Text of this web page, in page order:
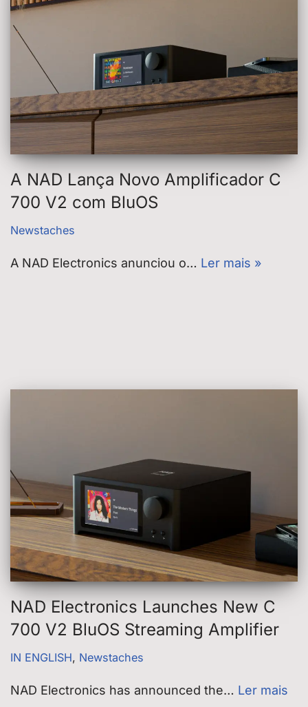
A NAD Lança Novo Amplificador C
700 V2 com BluOS
Newstaches
A NAD Electronics anunciou o… Ler mais »
NAD Electronics Launches New C
700 V2 BluOS Streaming Amplifier
IN ENGLISH, Newstaches
NAD Electronics has announced the… Ler mais